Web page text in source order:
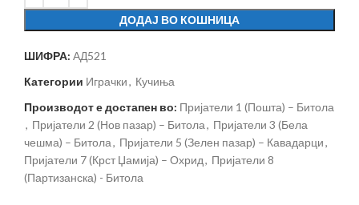
ДОДАЈ ВО КОШНИЦА
ШИФРА: АД521
Категории Играчки, Кучиња
Производот е достапен во: Пријатели 1 (Пошта) – Битола
, Пријатели 2 (Нов пазар) – Битола, Пријатели 3 (Бела
чешма) – Битола, Пријатели 5 (Зелен пазар) – Кавадарци,
Пријатели 7 (Крст Џамија) – Охрид, Пријатели 8
(Партизанска) - Битола